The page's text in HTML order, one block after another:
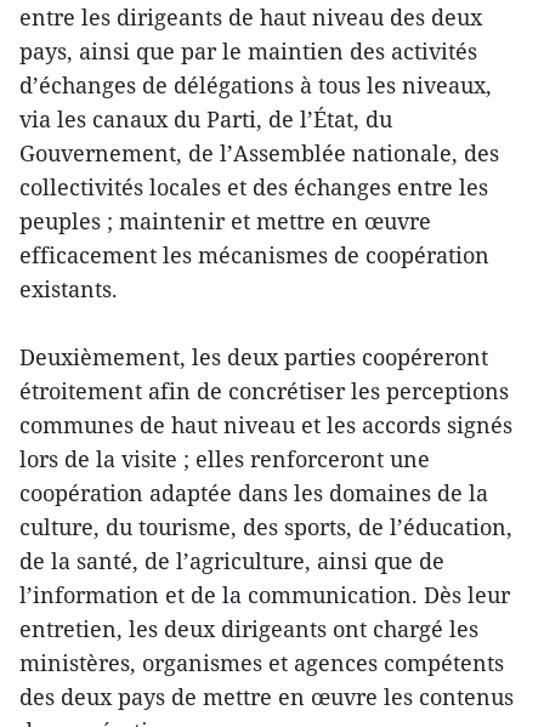
entre les dirigeants de haut niveau des deux
pays, ainsi que par le maintien des activités
d’échanges de délégations à tous les niveaux,
via les canaux du Parti, de l’État, du
Gouvernement, de l’Assemblée nationale, des
collectivités locales et des échanges entre les
peuples ; maintenir et mettre en œuvre
efficacement les mécanismes de coopération
existants.
Deuxièmement, les deux parties coopéreront
étroitement afin de concrétiser les perceptions
communes de haut niveau et les accords signés
lors de la visite ; elles renforceront une
coopération adaptée dans les domaines de la
culture, du tourisme, des sports, de l’éducation,
de la santé, de l’agriculture, ainsi que de
l’information et de la communication. Dès leur
entretien, les deux dirigeants ont chargé les
ministères, organismes et agences compétents
des deux pays de mettre en œuvre les contenus